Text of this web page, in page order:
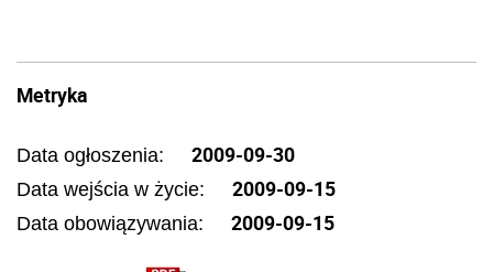
Metryka
Data ogłoszenia: 2009-09-30
Data wejścia w życie: 2009-09-15
Data obowiązywania: 2009-09-15